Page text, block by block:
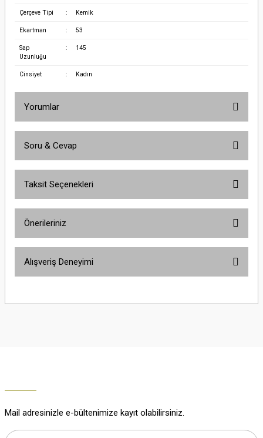
Çerçeve Tipi : Kemik
Ekartman : 53
Sap
Uzunluğu
: 145
Cinsiyet : Kadın
Yorumlar
Soru & Cevap
Taksit Seçenekleri
Önerileriniz
yetersiz gördüğünüz noktaları öneri formunu kullanarak tarafımıza
Alışveriş Deneyimi
Mail adresinizle e-bültenimize kayıt olabilirsiniz.